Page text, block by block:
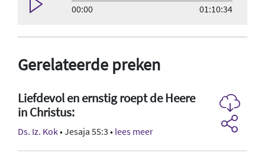
00:00 01:10:34
Gerelateerde preken
Liefdevol en ernstig roept de Heere
in Christus:
Ds. Iz. Kok• Jesaja 55:3 • lees meer